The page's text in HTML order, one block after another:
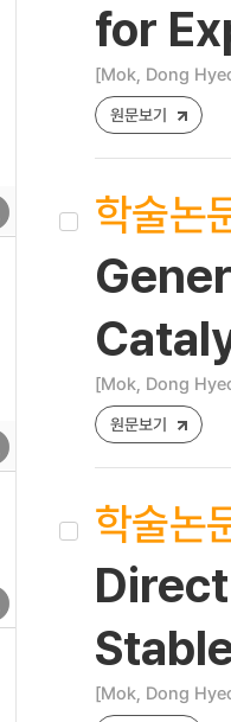
for
[Mok, Dong
원문보기
학술논
[Mok, Dong
원문보기
학술논
[Mok, Dong